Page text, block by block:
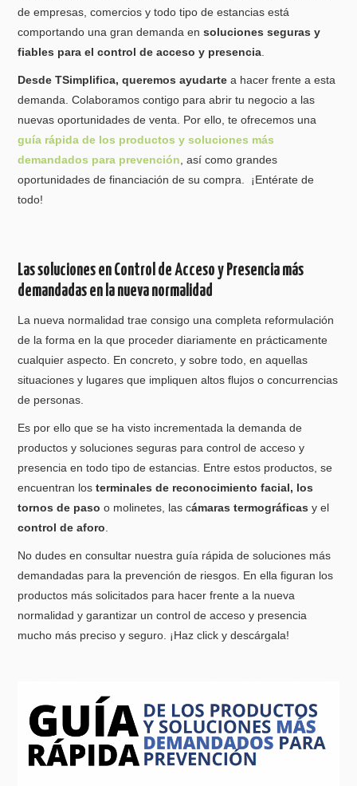
de empresas, comercios y todo tipo de estancias está
comportando una gran demanda ensoluciones seguras y
fiables para el control de acceso y presencia.
Desde TSimplifica, queremos ayudarte a hacer frente a esta
demanda. Colaboramos contigo para abrir tu negocio a las
nuevas oportunidades de venta. Por ello, te ofrecemos una
guía rápida de los productos y soluciones más
demandados para prevención, así como grandes
oportunidades de financiación de su compra. ¡Entérate de
todo!
Las soluciones en Control de Acceso y Presencia más
demandadas en la nueva normalidad
La nueva normalidad trae consigo una completa reformulación
de la forma en la que proceder diariamente en prácticamente
cualquier aspecto. En concreto, y sobre todo, en aquellas
situaciones y lugares que impliquen altos flujos o concurrencias
de personas.
Es por ello que se ha visto incrementada la demanda de
productos y soluciones seguras para control de acceso y
presencia en todo tipo de estancias. Entre estos productos, se
encuentran los terminales de reconocimiento facial, los
tornos de paso o molinetes, las cámaras termográficas y el
control de aforo.
No dudes en consultar nuestra guía rápida de soluciones más
demandadas para la prevención de riesgos. En ella figuran los
productos más solicitados para hacer frente a la nueva
normalidad y garantizar un control de acceso y presencia
mucho más preciso y seguro. ¡Haz click y descárgala!